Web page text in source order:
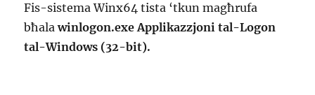
Fis-sistema Winx64 tista ‘tkun magħrufa
bħalawinlogon.exe Applikazzjoni tal-Logon
tal-Windows (32-bit).